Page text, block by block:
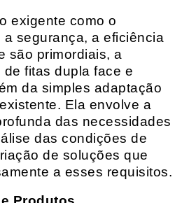
exigente como o
a segurança, a eficiência
são primordiais, a
fitas dupla face e
da simples adaptação
Ela envolve a
das necessidades
das condições de
de soluções que
a esses requisitos.